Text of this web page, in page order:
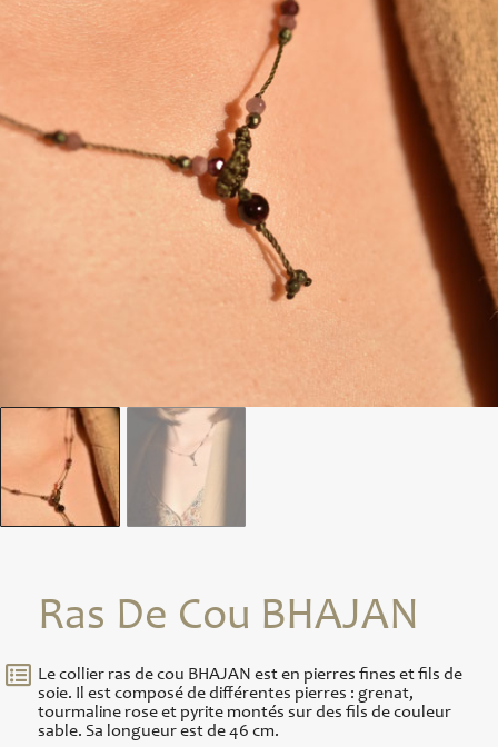
Ras De Cou BHAJAN
Le collier ras de cou BHAJAN est en pierres fines et fils de
soie. Il est composé de différentes pierres : grenat,
tourmaline rose et pyrite montés sur des fils de couleur
sable. Sa longueur est de 46 cm.